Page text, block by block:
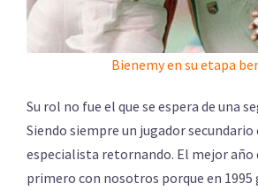
Bienemy en su etapa
Su rol no fue el que se espera de una
Siendo siempre un jugador secundario
especialista retornando. El mejor año
primero con nosotros porque en 1995